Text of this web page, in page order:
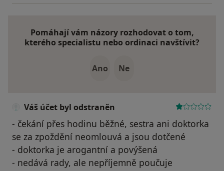
Pomáhají vám názory rozhodovat o tom,
kterého specialistu nebo ordinaci navštívit?
Ano Ne
Váš účet byl odstraněn
- čekání přes hodinu běžné, sestra ani doktorka
se za zpoždění neomlouvá a jsou dotčené
- doktorka je arogantní a povýšená
- nedává rady, ale nepříjemně poučuje